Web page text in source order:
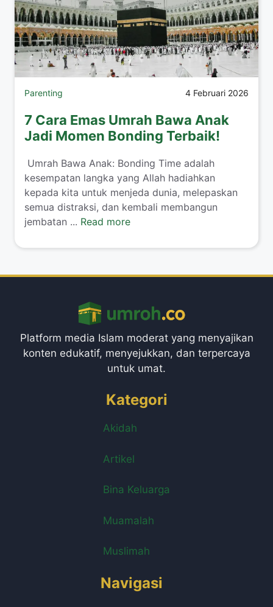
Parenting 4 Februari 2026
7 Cara Emas Umrah Bawa Anak
Jadi Momen Bonding Terbaik!
​ Umrah Bawa Anak: Bonding Time adalah
kesempatan langka yang Allah hadiahkan
kepada kita untuk menjeda dunia, melepaskan
semua distraksi, dan kembali membangun
jembatan ... Read more
Platform media Islam moderat yang menyajikan
konten edukatif, menyejukkan, dan terpercaya
untuk umat.
Kategori
Akidah
Artikel
Bina Keluarga
Muamalah
Muslimah
Navigasi